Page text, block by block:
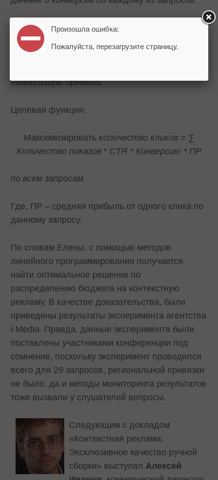
Стратегия 3.«Максимизация
значительно увеличить отдачу от рекламы,
привлекая большое количество клиентов по
наибольшую прибыль.
Целевая функция:
Максимизировать количество кликов= ∑
Количество показов * CTR * Конверсию * ПР
по всем запросам
Где, ПР – средняя прибыль от одного клика по
данному запросу.
По словам Елены, с помощью методов
линейного программирования получается
найти оптимальное решение по
распределению бюджета на контекстную
рекламу. В качестве доказательства, были
приведены результаты эксперимента агентства
i-Media. Правда, данные эксперимента были
поставлены участниками конференции под
сомнение, поскольку эксперимент проводился
всего для 29 запросов, региональной привязки
не было, да и методы мониторинга результатов
тоже вызвали у слушателей вопросы.
Следующим с докладом
«Контекстная реклама.
Эксклюзивное качество ручной
сборки» выступал Алексей
Произошла ошибка:
Пожалуйста, перезагрузите страницу.